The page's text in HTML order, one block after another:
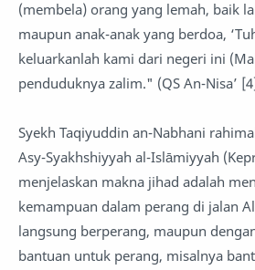
(membela) orang yang lemah, baik
maupun anak-anak yang berdoa,
keluarkanlah kami dari negeri ini
penduduknya zalim." (QS An-Nisa’
Syekh Taqiyuddin an-Nabhani
Asy-Syakhshiyyah al-Islāmiyyah
menjelaskan makna jihad adalah
kemampuan dalam perang di jalan
langsung berperang, maupun
bantuan untuk perang, misalnya